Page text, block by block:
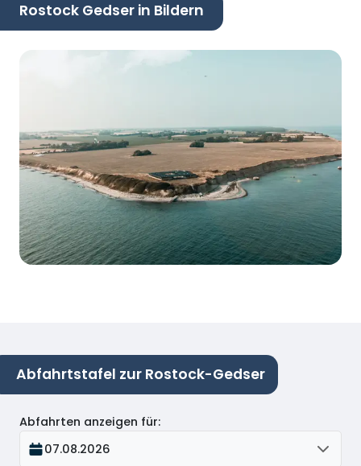
Rostock Gedser in Bildern
Abfahrtstafel zur Rostock-Gedser
Abfahrten anzeigen für:
07.08.2026